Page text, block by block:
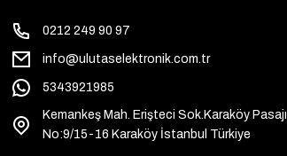
0212 249 90 97
info@ulutaselektronik.com.tr
5343921985
Kemankeş Mah. Erişteci Sok.Karaköy Pasajı
No:9/15-16 Karaköy İstanbul Türkiye